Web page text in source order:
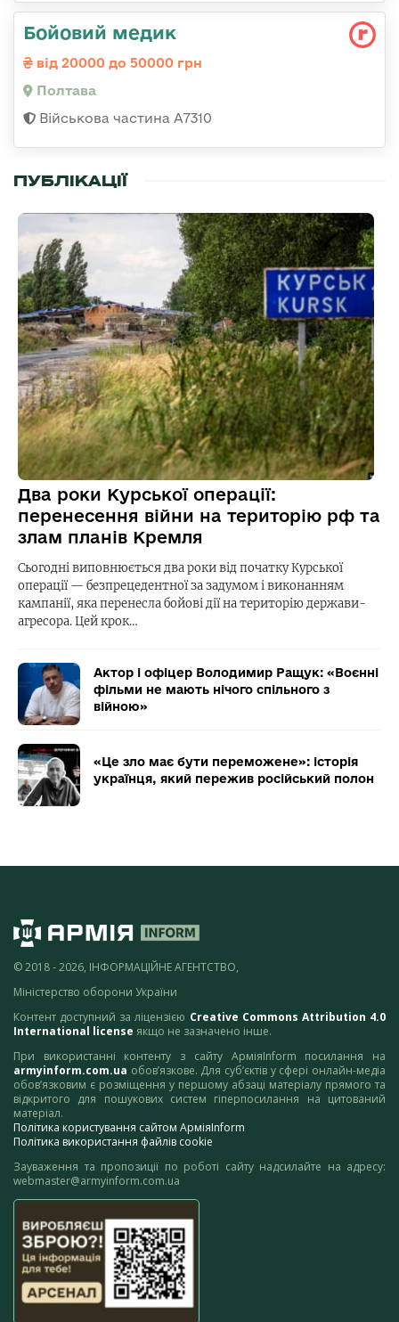
Бойовий медик
від 20000 до 50000 грн
Полтава
Військова частина А7310
ПУБЛІКАЦІЇ
Два роки Курської операції:
перенесення війни на територію рф та
злам планів Кремля
Сьогодні виповнюється два роки від початку Курської
операції — безпрецедентної за задумом і виконанням
кампанії, яка перенесла бойові дії на територію держави-
агресора. Цей крок…
Актор і офіцер Володимир Ращук: «Воєнні
фільми не мають нічого спільного з
війною»
«Це зло має бути переможене»: історія
українця, який пережив російський полон
© 2018 - 2026, ІНФОРМАЦІЙНЕ АГЕНТСТВО,
Міністерство оборони України
Контент доступний за ліцензією Creative Commons Attribution 4.0
International license якщо не зазначено інше.
При використанні контенту з сайту АрміяInform посилання на
armyinform.com.ua обов’язкове. Для суб’єктів у сфері онлайн-медіа
обов’язковим є розміщення у першому абзаці матеріалу прямого та
відкритого для пошукових систем гіперпосилання на цитований
матеріал.
Політика користування сайтом АрміяInform
Політика використання файлів cookie
Зауваження та пропозиції по роботі сайту надсилайте на адресу:
webmaster@armyinform.com.ua